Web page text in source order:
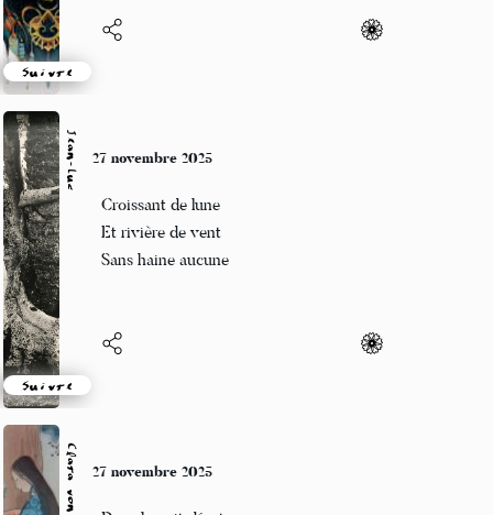
Suivre
Jean-Luc
Suivre
Croissant de lune
Et rivière de vent